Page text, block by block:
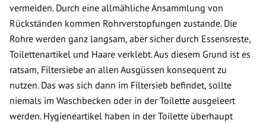
vermeiden. Durch eine allmähliche Ansammlung von
Rückständen kommen Rohrverstopfungen zustande. Die
Rohre werden ganz langsam, aber sicher durch Essensreste,
Toilettenartikel und Haare verklebt. Aus diesem Grund ist es
ratsam, Filtersiebe an allen Ausgüssen konsequent zu
nutzen. Das was sich dann im Filtersieb befindet, sollte
niemals im Waschbecken oder in der Toilette ausgeleert
werden. Hygieneartikel haben in der Toilette überhaupt